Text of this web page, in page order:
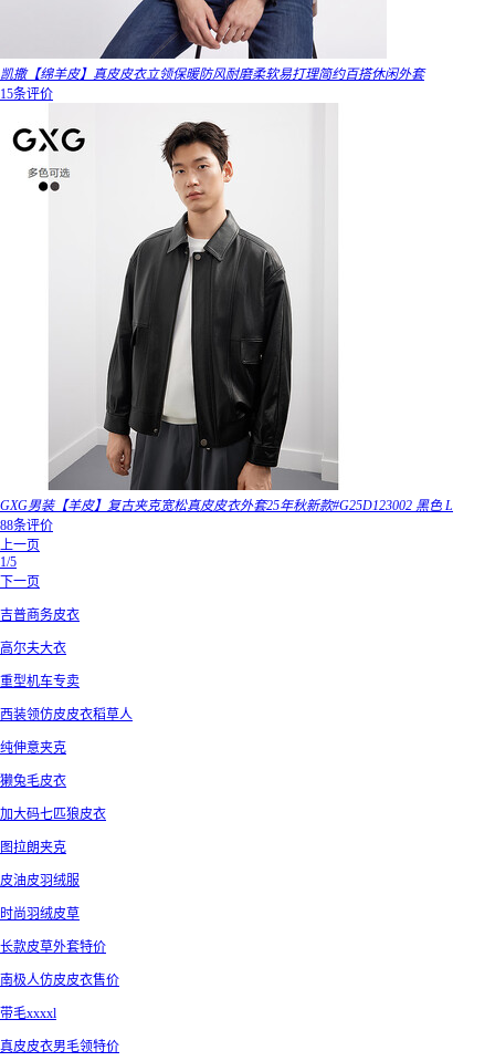
凯撒【绵羊皮】真皮皮衣立领保暖防风耐磨柔软易打理简约百搭休闲外套
15条评价
GXG男装【羊皮】复古夹克宽松真皮皮衣外套25年秋新款#G25D123002 黑色 L
88条评价
上一页
1/5
下一页
吉普商务皮衣
高尔夫大衣
重型机车专卖
西装领仿皮皮衣稻草人
纯伸意夹克
獭兔毛皮衣
加大码七匹狼皮衣
图拉朗夹克
皮油皮羽绒服
时尚羽绒皮草
长款皮草外套特价
南极人仿皮皮衣售价
带毛xxxxl
真皮皮衣男毛领特价